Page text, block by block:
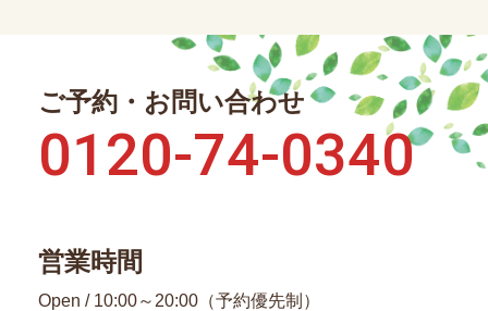
ご予約・お問い合わせ
0120-74-0340
営業時間
Open / 10:00～20:00（予約優先制）